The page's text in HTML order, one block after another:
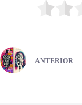
ANTERIOR